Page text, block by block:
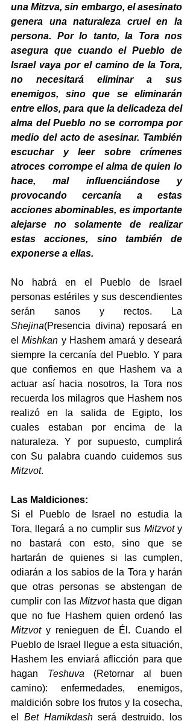
una Mitzva, sin embargo, el asesinato
genera una naturaleza cruel en la
persona. Por lo tanto, la Tora nos
asegura que cuando el Pueblo de
Israel vaya por el camino de la Tora,
no necesitará eliminar a sus
enemigos, sino que se eliminarán
entre ellos, para que la delicadeza del
alma del Pueblo no se corrompa por
medio del acto de asesinar. También
escuchar y leer sobre crímenes
atroces corrompe el alma de quien lo
hace, mal influenciándose y
provocando cercanía a estas
acciones abominables, es importante
alejarse no solamente de realizar
estas acciones, sino también de
exponerse a ellas.
No habrá en el Pueblo de Israel
personas estériles y sus descendientes
Shejina(Presencia divina) reposará en
el Mishkan y Hashem amará y deseará
siempre la cercanía del Pueblo. Y para
que confiemos en que Hashem va a
actuar así hacia nosotros, la Tora nos
recuerda los milagros que Hashem nos
realizó en la salida de Egipto, los
cuales estaban por encima de la
naturaleza. Y por supuesto, cumplirá
Mitzvot.
Las Maldiciones:
Si el Pueblo de Israel no estudia la
Tora, llegará a no cumplir sus Mitzvot y
no bastará con esto, sino que se
hartarán de quienes si las cumplen,
odiarán a los sabios de la Tora y harán
que otras personas se abstengan de
cumplir con las Mitzvot hasta que digan
Mitzvot y renieguen de Él. Cuando el
Pueblo de Israel llegue a esta situación,
Hashem les enviará aflicción para que
hagan Teshuva (Retornar al buen
camino): enfermedades, enemigos,
maldición sobre los frutos y la cosecha,
el Bet Hamikdash será destruido, los